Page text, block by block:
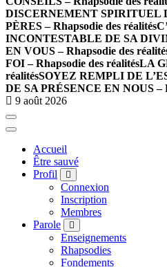
DISCERNEMENT SPIRITUEL
PÈRES – Rhapsodie des réalités
INCONTESTABLE DE SA
EN VOUS – Rhapsodie des
FOI – Rhapsodie des réalitésLA
réalitésSOYEZ REMPLI DE
DE SA PRÉSENCE EN NOUS –
9 août 2026
Accueil
Être sauvé
Profil
Connexion
Inscription
Membres
Parole
Enseignements
Rhapsodies
Fondements